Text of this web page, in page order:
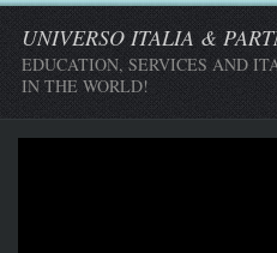
UNIVERSO ITALIA &
EDUCATION, SERVICES AND
IN THE WORLD!